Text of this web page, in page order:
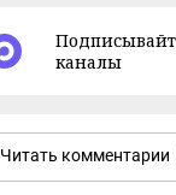
каналы
Читать комментарии